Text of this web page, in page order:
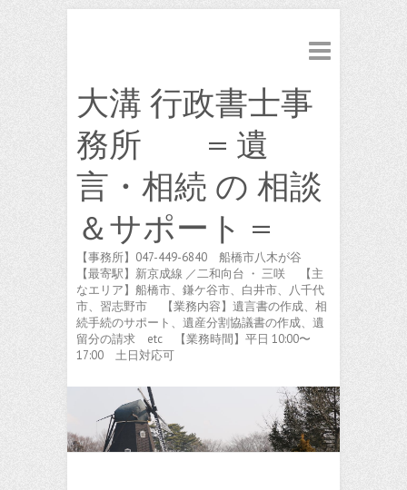
大溝 行政書士事
務所 = 遺
言・相続 の 相談
＆サポート =
【事務所】047-449-6840 船橋市八木が谷
【最寄駅】新京成線 ／二和向台 ・ 三咲 【主
なエリア】船橋市、鎌ケ谷市、白井市、八千代
市、習志野市 【業務内容】遺言書の作成、相
続手続のサポート、遺産分割協議書の作成、遺
留分の請求 etc 【業務時間】平日 10:00〜
17:00 土日対応可